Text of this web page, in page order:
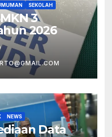
SEKOLAH
3
2026
NEWS
Data